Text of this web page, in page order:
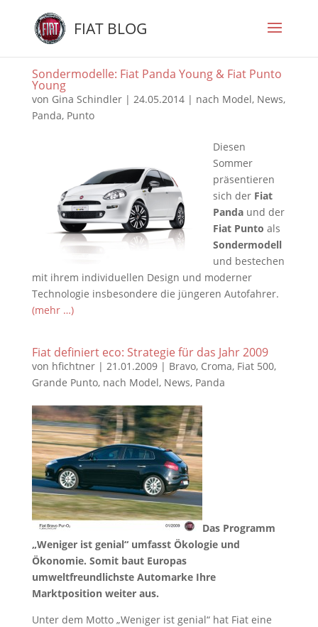
FIAT BLOG
Sondermodelle: Fiat Panda Young & Fiat Punto
Young
von Gina Schindler| 24.05.2014| nach Model, News,
Panda, Punto
Diesen
Sommer
präsentieren
sich der Fiat
Pandaund der
Fiat Punto als
Sondermodell
und bestechen
mit ihrem individuellen Design und moderner
Technologie insbesondere die jüngeren Autofahrer.
(mehr …)
Fiat definiert eco: Strategie für das Jahr 2009
von hfichtner| 21.01.2009| Bravo, Croma, Fiat 500,
Grande Punto, nach Model, News, Panda
Das Programm
„Weniger ist genial“ umfasst Ökologie und
Ökonomie. Somit baut Europas
umweltfreundlichste Automarke Ihre
Marktposition weiter aus.
Unter dem Motto „Weniger ist genial“ hat Fiat eine